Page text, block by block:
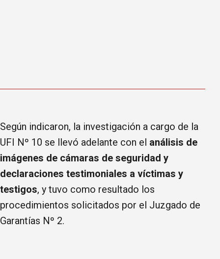
Según indicaron, la investigación a cargo de la
UFI Nº 10 se llevó adelante con el análisis de
imágenes de cámaras de seguridad y
declaraciones testimoniales a víctimas y
testigos, y tuvo como resultado los
procedimientos solicitados por el Juzgado de
Garantías Nº 2.